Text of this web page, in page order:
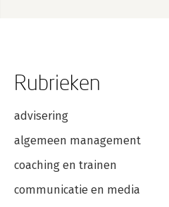
Rubrieken
advisering
algemeen management
coaching en trainen
communicatie en media